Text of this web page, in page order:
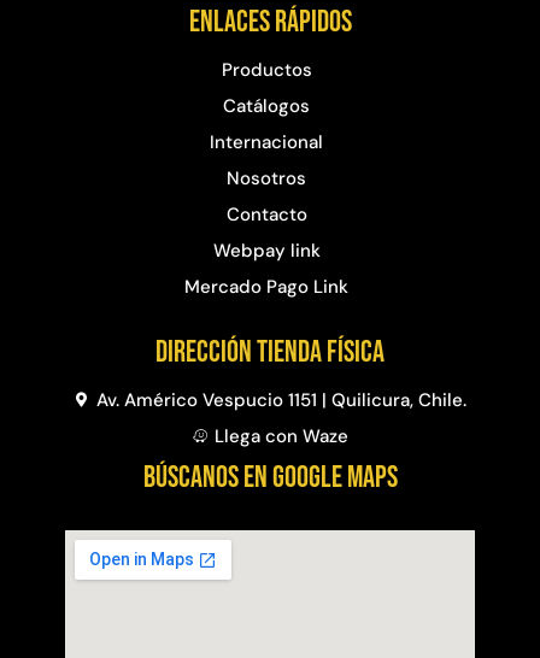
Enlaces rápidos
Productos
Catálogos
Internacional
Nosotros
Contacto
Webpay link
Mercado Pago Link
Dirección Tienda física
Av. Américo Vespucio 1151 | Quilicura, Chile.
Llega con Waze
BÚSCANOS EN GOOGLE MAPS